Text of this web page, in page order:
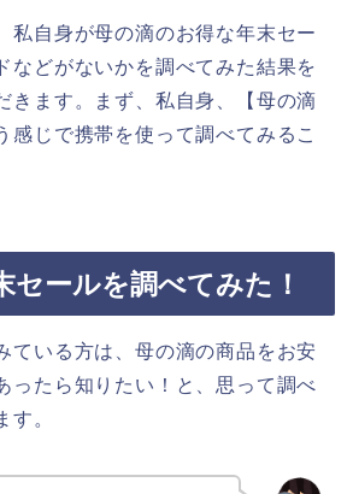
私自身が母の滴のお得な年末セー
などがないかを調べてみた結果を
きます。まず、私自身、【母の滴
感じで携帯を使って調べてみるこ
セールを調べてみた！
ている方は、母の滴の商品をお安
ったら知りたい！と、思って調べ
す。